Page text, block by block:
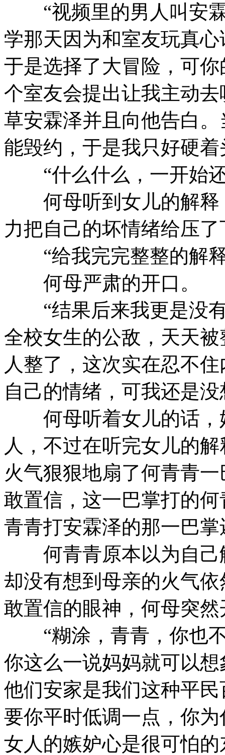
“视频里的男人叫安霖
学那天因为和室友玩真
于是选择了大冒险，可
个室友会提出让我主动
草安霖泽并且向他告白
能毁约，于是我只好硬着
“什么什么，一开始还
何母听到女儿的解释
力把自己的坏情绪给压
“给我完完整整的解释
何母严肃的开口。
“结果后来我更是没有
全校女生的公敌，天天
人整了，这次实在忍不
自己的情绪，可我还是
何母听着女儿的话，
人，不过在听完女儿的
火气狠狠地扇了何青青
敢置信，这一巴掌打的
青青打安霖泽的那一巴掌
何青青原本以为自己
却没有想到母亲的火气
敢置信的眼神，何母突
“糊涂，青青，你也不
你这么一说妈妈就可以
他们安家是我们这种平
要你平时低调一点，你
女人的嫉妒心是很可怕